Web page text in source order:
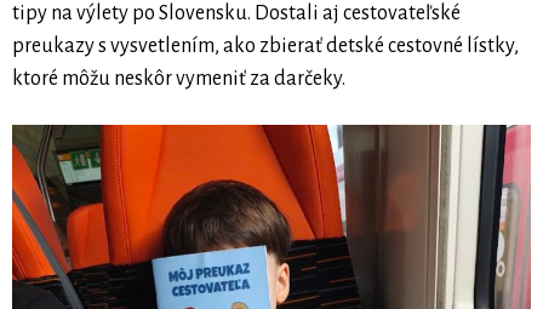
tipy na výlety po Slovensku. Dostali aj cestovateľské
preukazy s vysvetlením, ako zbierať detské cestovné lístky,
ktoré môžu neskôr vymeniť za darčeky.